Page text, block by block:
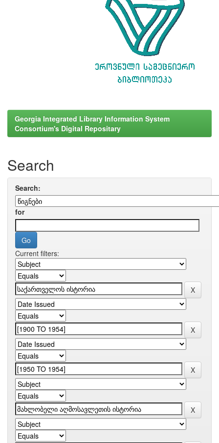
Georgia Integrated Library Information System
Consortium's Digital Repositary
Search
Search:
for
Current filters: